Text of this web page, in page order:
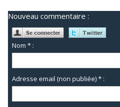
Nouveau commentaire :
Nom * :
Adresse email (non publiée) * :